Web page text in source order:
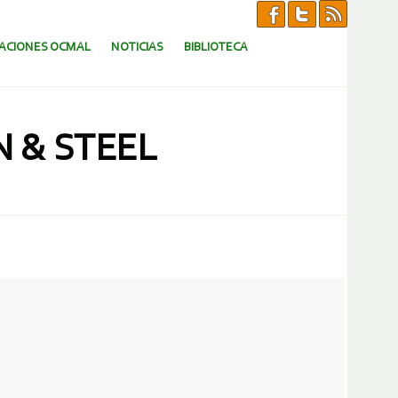
OCMAL NOTICIAS BIBLIOTECA
& STEEL